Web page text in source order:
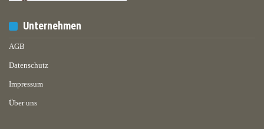
Unternehmen
AGB
Datenschutz
Impressum
Über uns